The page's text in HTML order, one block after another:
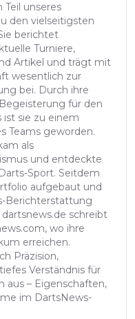
Teil unseres
den vielseitigsten
berichtet
Turniere,
Artikel und trägt mit
wesentlich zur
bei. Durch ihre
für den
ist sie zu einem
Teams geworden.
als
und entdeckte
Sport. Seitdem
aufgebaut und
Berichterstattung
schreibt
wo ihre
erreichen.
Präzision,
Verständnis für
aus – Eigenschaften,
im DartsNews-